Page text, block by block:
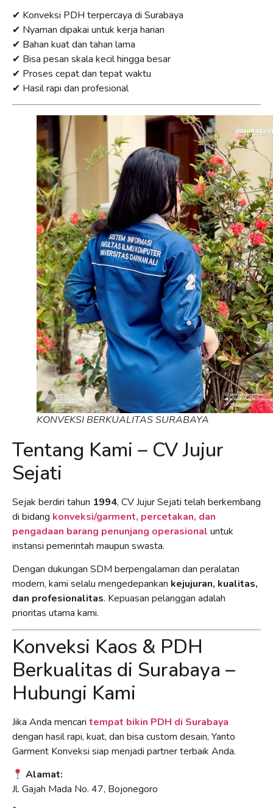
✔ Konveksi PDH terpercaya di Surabaya
✔ Nyaman dipakai untuk kerja harian
✔ Bahan kuat dan tahan lama
✔ Bisa pesan skala kecil hingga besar
✔ Proses cepat dan tepat waktu
✔ Hasil rapi dan profesional
KONVEKSI BERKUALITAS SURABAYA
Tentang Kami – CV Jujur
Sejati
Sejak berdiri tahun 1994, CV Jujur Sejati telah berkembang
di bidang konveksi/garment, percetakan, dan
pengadaan barang penunjang operasional untuk
instansi pemerintah maupun swasta.
Dengan dukungan SDM berpengalaman dan peralatan
modern, kami selalu mengedepankan kejujuran, kualitas,
dan profesionalitas. Kepuasan pelanggan adalah
prioritas utama kami.
Konveksi Kaos & PDH
Berkualitas di Surabaya –
Hubungi Kami
Jika Anda mencari tempat bikin PDH di Surabaya
dengan hasil rapi, kuat, dan bisa custom desain, Yanto
Garment Konveksi siap menjadi partner terbaik Anda.
Alamat:
Jl. Gajah Mada No. 47, Bojonegoro